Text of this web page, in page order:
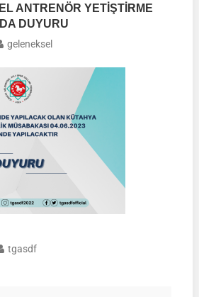
ANTRENÖR YETİŞTİRME
DUYURU
geleneksel
tgasdf